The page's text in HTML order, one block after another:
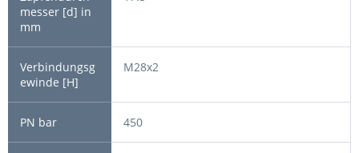
M28x2
450